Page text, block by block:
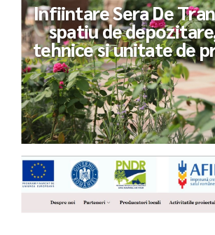
Infiintare Sera De
spatiu de
tehnice si unitate de